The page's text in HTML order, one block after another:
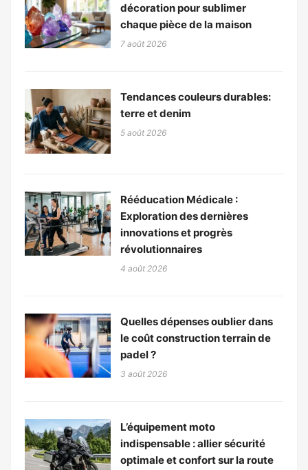
décoration pour sublimer
chaque pièce de la maison
7 août 2026
Tendances couleurs durables:
terre et denim
5 août 2026
Rééducation Médicale :
Exploration des dernières
innovations et progrès
révolutionnaires
4 août 2026
Quelles dépenses oublier dans
le coût construction terrain de
padel ?
3 août 2026
L’équipement moto
indispensable : allier sécurité
optimale et confort sur la route